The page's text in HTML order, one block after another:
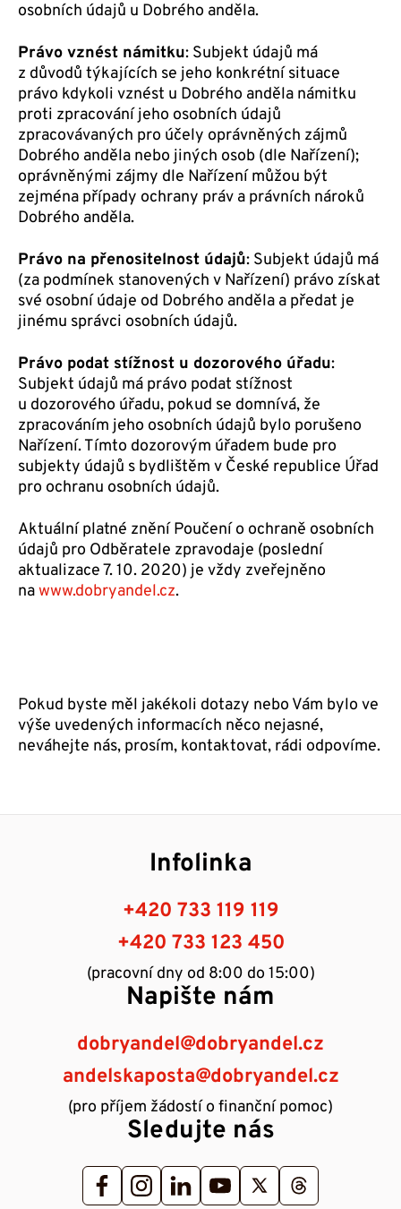
osobních údajů u Dobrého anděla.
Právo vznést námitku: Subjekt údajů má
z důvodů týkajících se jeho konkrétní situace
právo kdykoli vznést u Dobrého anděla námitku
proti zpracování jeho osobních údajů
zpracovávaných pro účely oprávněných zájmů
Dobrého anděla nebo jiných osob (dle Nařízení);
oprávněnými zájmy dle Nařízení můžou být
zejména případy ochrany práv a právních nároků
Dobrého anděla.
Právo na přenositelnost údajů: Subjekt údajů má
(za podmínek stanovených v Nařízení) právo získat
své osobní údaje od Dobrého anděla a předat je
jinému správci osobních údajů.
Právo podat stížnost u dozorového úřadu:
Subjekt údajů má právo podat stížnost
u dozorového úřadu, pokud se domnívá, že
zpracováním jeho osobních údajů bylo porušeno
Nařízení. Tímto dozorovým úřadem bude pro
subjekty údajů s bydlištěm v České republice Úřad
pro ochranu osobních údajů.
Aktuální platné znění Poučení o ochraně osobních
údajů pro Odběratele zpravodaje (poslední
aktualizace 7. 10. 2020) je vždy zveřejněno
nawww.dobryandel.cz.
Pokud byste měl jakékoli dotazy nebo Vám bylo ve
výše uvedených informacích něco nejasné,
neváhejte nás, prosím, kontaktovat, rádi odpovíme.
Infolinka
+420 733 119 119
+420 733 123 450
(pracovní dny od 8:00 do 15:00)
Napište nám
dobryandel@dobryandel.cz
andelskaposta@dobryandel.cz
(pro příjem žádostí o finanční pomoc)
Sledujte nás